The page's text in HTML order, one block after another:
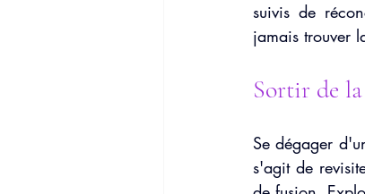
suivis de
jamais trouver
Sortir de
Se dégager
s'agit de